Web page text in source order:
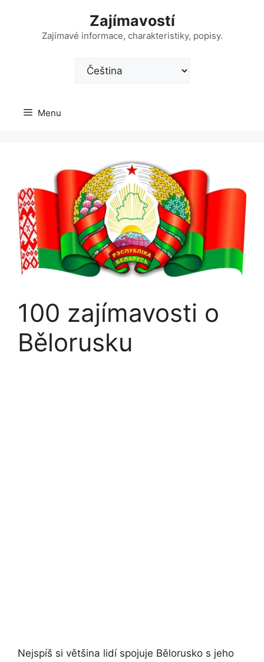
Zajímavostí
Zajímavé informace, charakteristiky, popisy.
Zvolte
jazyk
Menu
100 zajímavosti o
Bělorusku
Nejspíš si většina lidí spojuje Bělorusko s jeho